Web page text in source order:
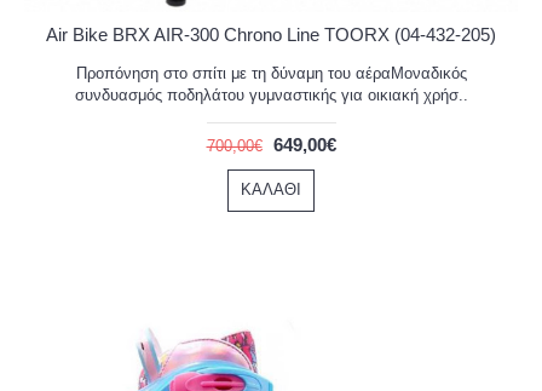
Air Bike BRX AIR-300 Chrono Line TOORX (04-432-205)
Προπόνηση στο σπίτι με τη δύναμη του αέραΜοναδικός
συνδυασμός ποδηλάτου γυμναστικής για οικιακή χρήσ..
700,00€ 649,00€
ΚΑΛΆΘΙ